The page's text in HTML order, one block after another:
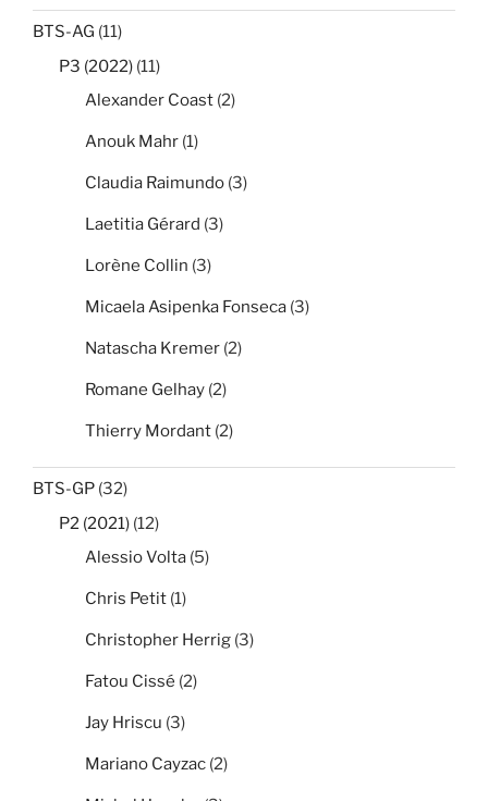
BTS-AG (11)
P3 (2022) (11)
Alexander Coast (2)
Anouk Mahr (1)
Claudia Raimundo (3)
Laetitia Gérard (3)
Lorène Collin (3)
Micaela Asipenka Fonseca (3)
Natascha Kremer (2)
Romane Gelhay (2)
Thierry Mordant (2)
BTS-GP (32)
P2 (2021) (12)
Alessio Volta (5)
Chris Petit (1)
Christopher Herrig (3)
Fatou Cissé (2)
Jay Hriscu (3)
Mariano Cayzac (2)